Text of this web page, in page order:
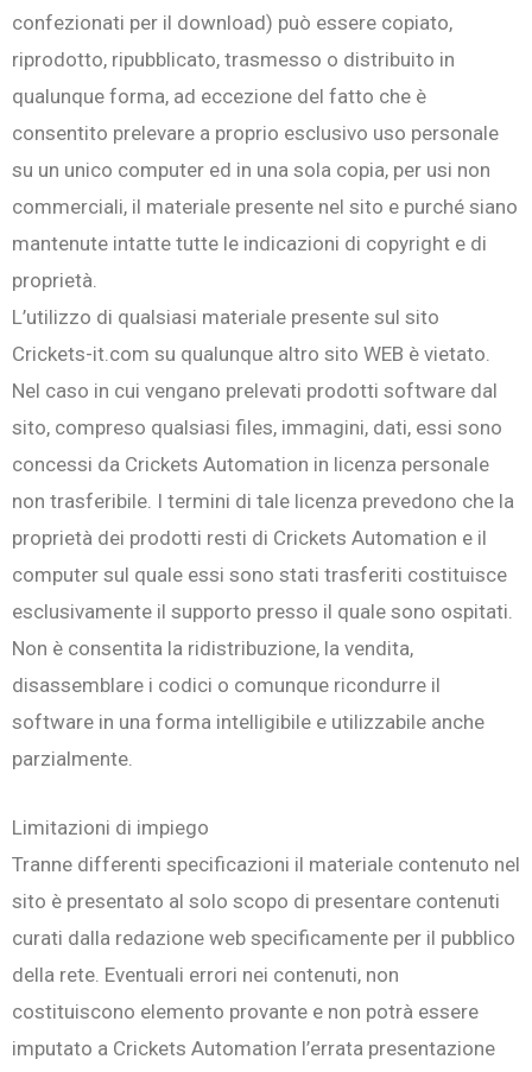
confezionati per il download) può essere copiato,
riprodotto, ripubblicato, trasmesso o distribuito in
qualunque forma, ad eccezione del fatto che è
consentito prelevare a proprio esclusivo uso personale
su un unico computer ed in una sola copia, per usi non
commerciali, il materiale presente nel sito e purché siano
mantenute intatte tutte le indicazioni di copyright e di
proprietà.
L’utilizzo di qualsiasi materiale presente sul sito
Crickets-it.com su qualunque altro sito WEB è vietato.
Nel caso in cui vengano prelevati prodotti software dal
sito, compreso qualsiasi files, immagini, dati, essi sono
concessi da Crickets Automation in licenza personale
non trasferibile. I termini di tale licenza prevedono che la
proprietà dei prodotti resti di Crickets Automation e il
computer sul quale essi sono stati trasferiti costituisce
esclusivamente il supporto presso il quale sono ospitati.
Non è consentita la ridistribuzione, la vendita,
disassemblare i codici o comunque ricondurre il
software in una forma intelligibile e utilizzabile anche
parzialmente.
Limitazioni di impiego
Tranne differenti specificazioni il materiale contenuto nel
sito è presentato al solo scopo di presentare contenuti
curati dalla redazione web specificamente per il pubblico
della rete. Eventuali errori nei contenuti, non
costituiscono elemento provante e non potrà essere
imputato a Crickets Automation l’errata presentazione